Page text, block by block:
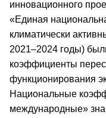
инновационного
«Единая
климатически
2021–2024 годы)
коэффициенты
функционирования
Национальные
международные»